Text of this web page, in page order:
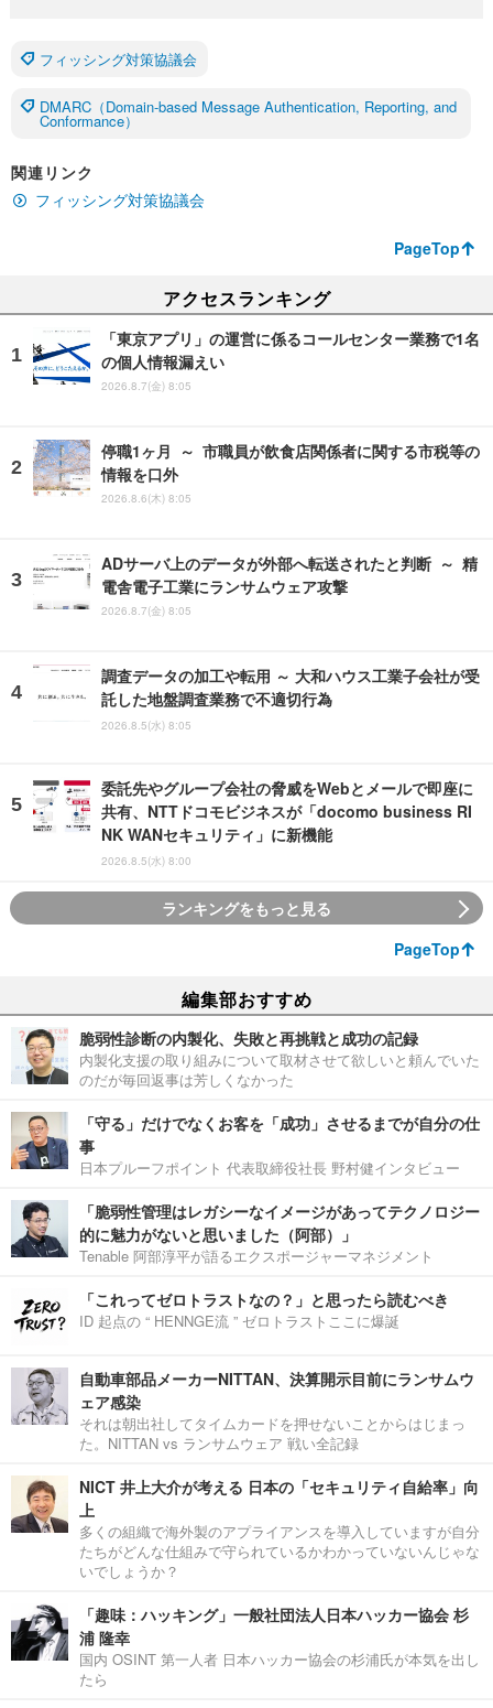
フィッシング対策協議会
DMARC（Domain-based Message Authentication, Reporting, and
Conformance）
関連リンク
フィッシング対策協議会
PageTop
アクセスランキング
「東京アプリ」の運営に係るコールセンター業務で1名
の個人情報漏えい
2026.8.7(金) 8:05
停職1ヶ月 ～ 市職員が飲食店関係者に関する市税等の
情報を口外
2026.8.6(木) 8:05
ADサーバ上のデータが外部へ転送されたと判断 ～ 精
電舎電子工業にランサムウェア攻撃
2026.8.7(金) 8:05
調査データの加工や転用 ～ 大和ハウス工業子会社が受
託した地盤調査業務で不適切行為
2026.8.5(水) 8:05
委託先やグループ会社の脅威をWebとメールで即座に
共有、NTTドコモビジネスが「docomo business RI
NK WANセキュリティ」に新機能
2026.8.5(水) 8:00
ランキングをもっと見る
PageTop
編集部おすすめ
脆弱性診断の内製化、失敗と再挑戦と成功の記録
内製化支援の取り組みについて取材させて欲しいと頼んでいた
のだが毎回返事は芳しくなかった
「守る」だけでなくお客を「成功」させるまでが自分の仕
事
日本プルーフポイント 代表取締役社長 野村健インタビュー
「脆弱性管理はレガシーなイメージがあってテクノロジー
的に魅力がないと思いました（阿部）」
Tenable 阿部淳平が語るエクスポージャーマネジメント
「これってゼロトラストなの？」と思ったら読むべき
ID 起点の “ HENNGE流 ” ゼロトラストここに爆誕
自動車部品メーカーNITTAN、決算開示目前にランサムウ
ェア感染
それは朝出社してタイムカードを押せないことからはじまっ
た。NITTAN vs ランサムウェア 戦い全記録
NICT 井上大介が考える 日本の「セキュリティ自給率」向
上
多くの組織で海外製のアプライアンスを導入していますが自分
たちがどんな仕組みで守られているかわかっていないんじゃな
いでしょうか？
「趣味：ハッキング」一般社団法人日本ハッカー協会 杉
浦 隆幸
国内 OSINT 第一人者 日本ハッカー協会の杉浦氏が本気を出し
たら